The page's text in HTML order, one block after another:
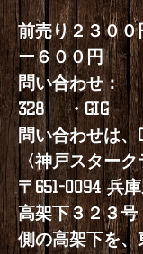
前売り２３０
ー６００円
問い合わせ：
328 ・GIG
問い合わせは、
〈神戸スター
〒651-0094 兵
高架下３２３
側の高架下を